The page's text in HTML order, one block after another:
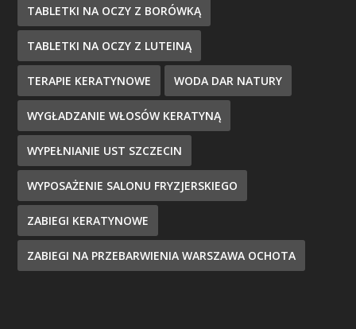
TABLETKI NA OCZY Z BORÓWKĄ
TABLETKI NA OCZY Z LUTEINĄ
TERAPIE KERATYNOWE WODA DAR NATURY
WYGŁADZANIE WŁOSÓW KERATYNĄ
WYPEŁNIANIE UST SZCZECIN
WYPOSAŻENIE SALONU FRYZJERSKIEGO
ZABIEGI KERATYNOWE
ZABIEGI NA PRZEBARWIENIA WARSZAWA OCHOTA